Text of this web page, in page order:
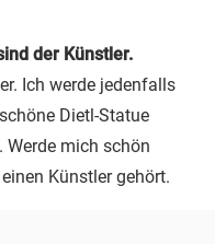
der Künstler.
Ich werde jedenfalls
Dietl-Statue
mich schön
Künstler gehört.